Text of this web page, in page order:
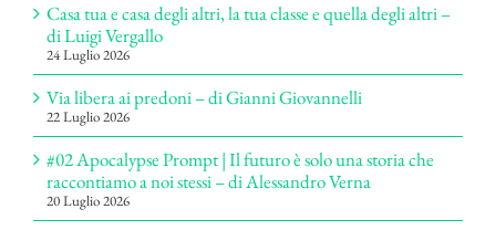
Casa tua e casa degli altri, la tua classe e quella degli altri –
di Luigi Vergallo
24 Luglio 2026
Via libera ai predoni – di Gianni Giovannelli
22 Luglio 2026
#02 Apocalypse Prompt | Il futuro è solo una storia che
raccontiamo a noi stessi – di Alessandro Verna
20 Luglio 2026